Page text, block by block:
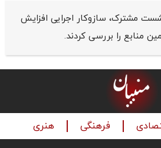
مشترک، سازوکار اجرایی افزایش
منابع را بررسی کردند.
فرهنگی هنری